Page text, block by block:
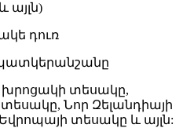
այլն)
դուռ
խրոցակի տեսակը,
Նոր Զելանդիայի
տեսակը և այլն: